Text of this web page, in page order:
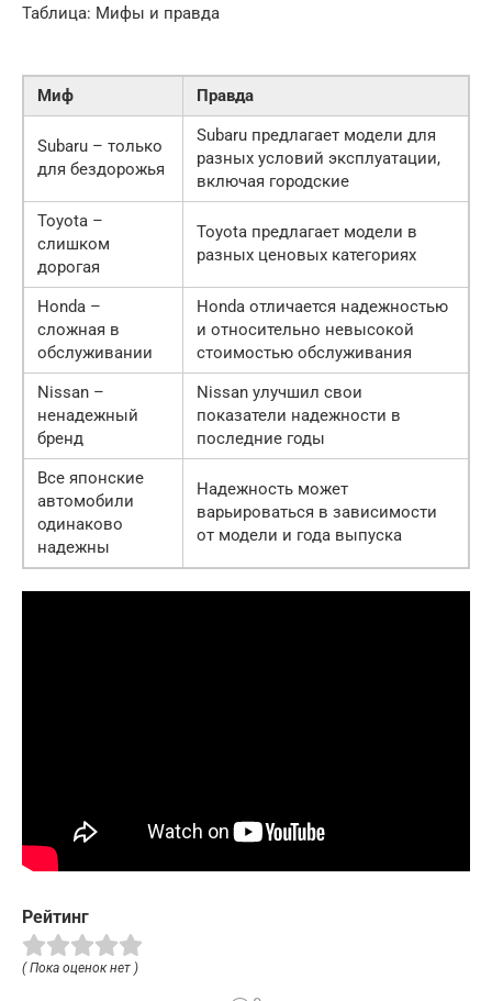
Таблица: Мифы и правда
Миф Правда
Subaru – только
для бездорожья
Subaru предлагает модели для
разных условий эксплуатации,
включая городские
Toyota –
слишком
дорогая
Toyota предлагает модели в
разных ценовых категориях
Honda –
сложная в
обслуживании
Honda отличается надежностью
и относительно невысокой
стоимостью обслуживания
Nissan –
ненадежный
бренд
Nissan улучшил свои
показатели надежности в
последние годы
Все японские
автомобили
одинаково
надежны
Надежность может
варьироваться в зависимости
от модели и года выпуска
Рейтинг
( Пока оценок нет )